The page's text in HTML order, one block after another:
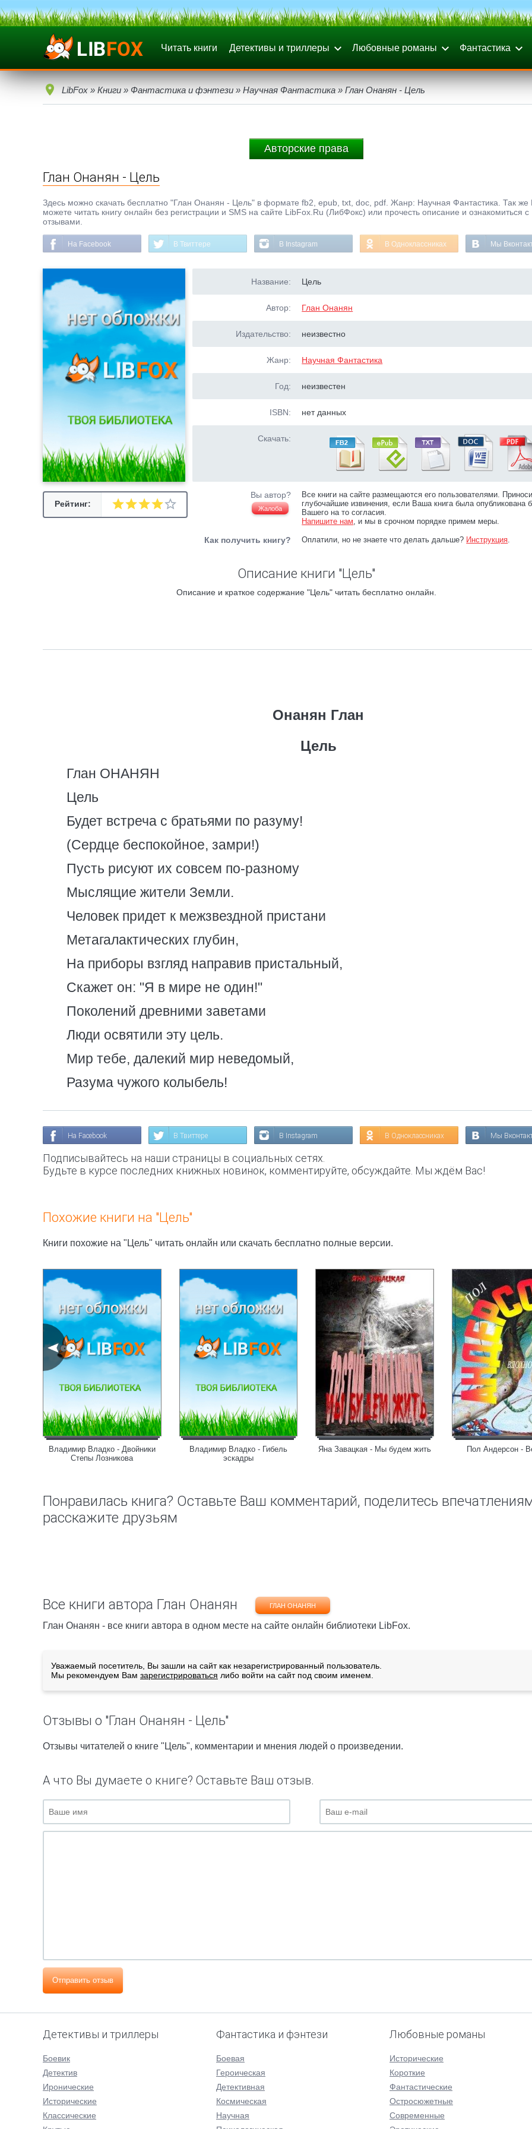
Читать книги Детективы и триллеры Любовные романы Фантастика
LibFox » Книги » Фантастика и фэнтези » Научная Фантастика » Глан Онанян - Цель
Авторские права
Глан Онанян - Цель
Здесь можно скачать бесплатно "Глан Онанян - Цель" в формате fb2, epub, txt, doc, pdf. Жанр: Научная Фантастика. Так же
можете читать книгу онлайн без регистрации и SMS на сайте LibFox.Ru (ЛибФокс) или прочесть описание и ознакомиться с
отзывами.
На Facebook В Твиттере В Instagram В Одноклассниках Мы
Рейтинг:
Название: Цель
Автор: Глан Онанян
Издательство: неизвестно
Жанр: Научная Фантастика
Год: неизвестен
ISBN: нет данных
Скачать:
Вы автор?
Жалоба
Все книги на сайте размещаются его пользователями.
глубочайшие извинения, если Ваша книга была опубликована
Вашего на то согласия.
Напишите нам, и мы в срочном порядке примем меры.
Как получить книгу? Оплатили, но не знаете что делать дальше? Инструкция.
Описание книги "Цель"
Описание и краткое содержание "Цель" читать бесплатно онлайн.
Онанян Глан
Цель
Глан ОНАНЯН
Цель
Будет встреча с братьями по разуму!
(Сердце беспокойное, замри!)
Пусть рисуют их совсем по-разному
Мыслящие жители Земли.
Человек придет к межзвездной пристани
Метагалактических глубин,
На приборы взгляд направив пристальный,
Скажет он: "Я в мире не один!"
Поколений древними заветами
Люди освятили эту цель.
Мир тебе, далекий мир неведомый,
Разума чужого колыбель!
На Facebook В Твиттере В Instagram В Одноклассниках Мы
Подписывайтесь на наши страницы в социальных сетях.
Будьте в курсе последних книжных новинок, комментируйте, обсуждайте. Мы ждём Вас!
Похожие книги на "Цель"
Книги похожие на "Цель" читать онлайн или скачать бесплатно полные версии.
Владимир Владко - Двойники
Степы Лозникова
Владимир Владко - Гибель
эскадры
Яна Завацкая - Мы будем жить Пол Андерсон -
Понравилась книга? Оставьте Ваш комментарий, поделитесь
расскажите друзьям
Все книги автора Глан Онанян ГЛАН ОНАНЯН
Глан Онанян - все книги автора в одном месте на сайте онлайн библиотеки LibFox.
Уважаемый посетитель, Вы зашли на сайт как незарегистрированный пользователь.
Мы рекомендуем Вам зарегистрироваться либо войти на сайт под своим именем.
Отзывы о "Глан Онанян - Цель"
Отзывы читателей о книге "Цель", комментарии и мнения людей о произведении.
А что Вы думаете о книге? Оставьте Ваш отзыв.
Отправить отзыв
Детективы и триллеры
Боевик
Детектив
Иронические
Исторические
Классические
Фантастика и фэнтези
Боевая
Героическая
Детективная
Космическая
Научная
Любовные романы
Исторические
Короткие
Фантастические
Остросюжетные
Современные